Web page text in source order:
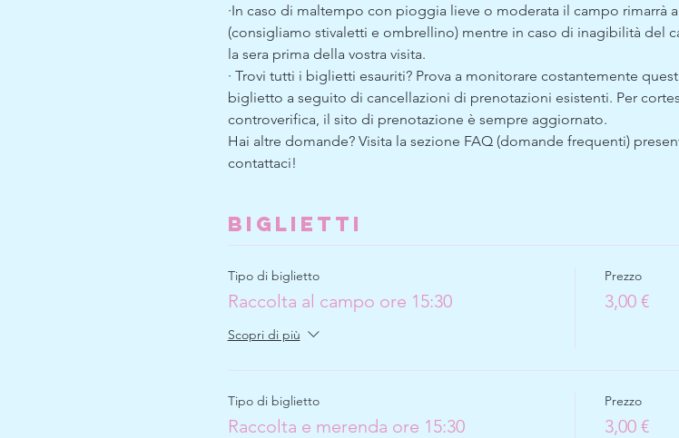
·In caso di maltempo con pioggia lieve o moderata il campo rimarrà
(consigliamo stivaletti e ombrellino) mentre in caso di inagibilità del
la sera prima della vostra visita.
· Trovi tutti i biglietti esauriti? Prova a monitorare costantemente
biglietto a seguito di cancellazioni di prenotazioni esistenti. Per
controverifica, il sito di prenotazione è sempre aggiornato.
Hai altre domande? Visita la sezione FAQ (domande frequenti)
contattaci!
Biglietti
Tipo di biglietto
Raccolta al campo ore 15:30
Scopri di più
Prezzo
3,00 €
Tipo di biglietto
Raccolta e merenda ore 15:30
Prezzo
3,00 €